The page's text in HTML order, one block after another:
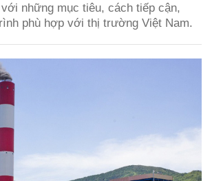
những mục tiêu, cách tiếp cận,
phù hợp với thị trường Việt Nam.